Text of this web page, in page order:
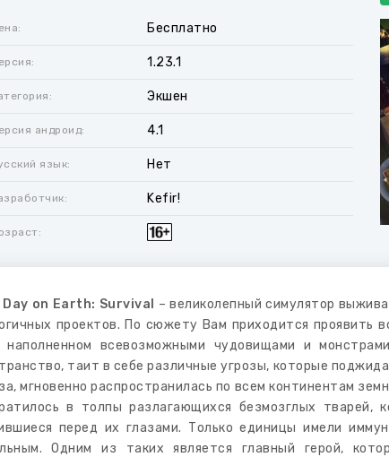
Бесплатно
1.23.1
Экшен
андроид: 4.1
язык: Нет
Kefir!
on Earth: Survival
– великолепный симулятор
проектов. По сюжету Вам приходится проявить
наполненном всевозможными чудовищами и
таит в себе различные угрозы, которые
мгновенно распространилась по всем континентам
в толпы разлагающихся безмозглых
перед их глазами. Только единицы имели
Одним из таких является главный герой,